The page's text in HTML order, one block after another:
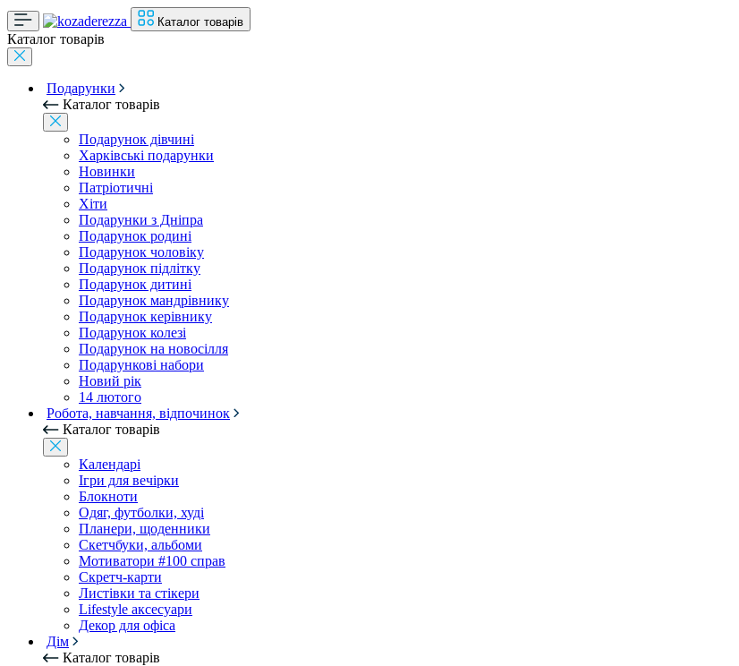
Каталог товарів
Каталог товарів
Подарунки
Каталог товарів
Подарунок дівчині
Харківські подарунки
Новинки
Патріотичні
Хіти
Подарунки з Дніпра
Подарунок родині
Подарунок чоловіку
Подарунок підлітку
Подарунок дитині
Подарунок мандрівнику
Подарунок керівнику
Подарунок колезі
Подарунок на новосілля
Подарункові набори
Новий рік
14 лютого
Робота, навчання, відпочинок
Каталог товарів
Календарі
Ігри для вечірки
Блокноти
Одяг, футболки, худі
Планери, щоденники
Скетчбуки, альбоми
Мотиватори #100 справ
Скретч-карти
Листівки та стікери
Lifestyle аксесуари
Декор для офіса
Дім
Каталог товарів